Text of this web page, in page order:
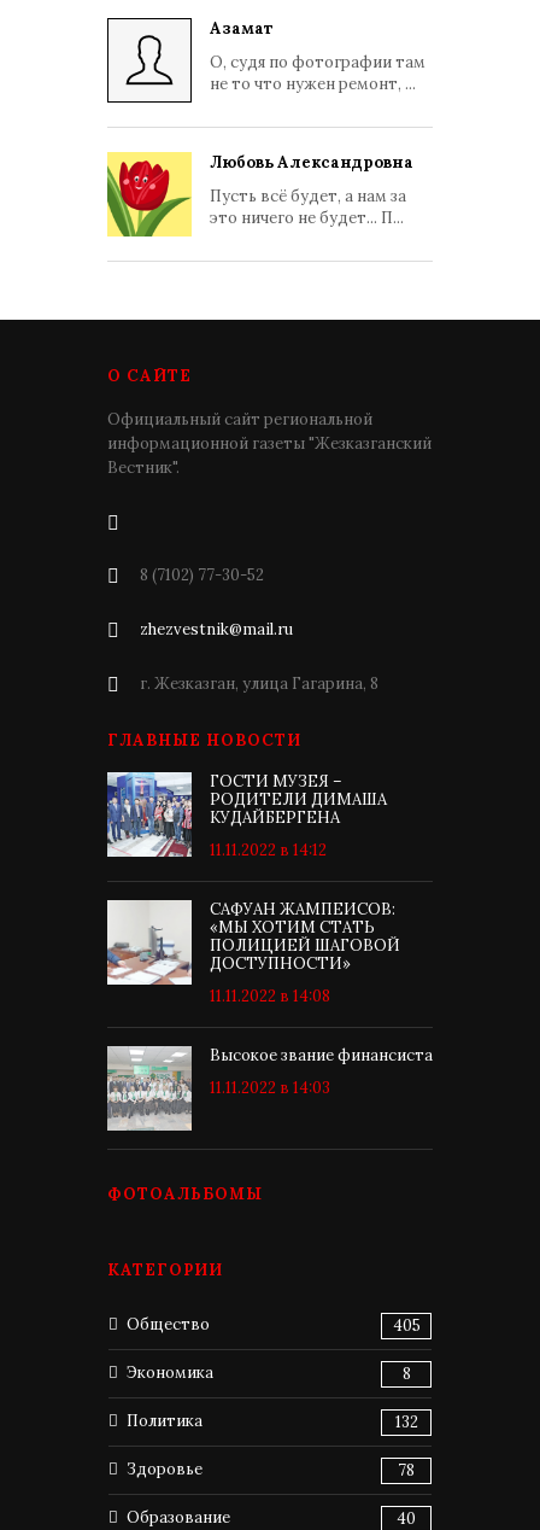
Азамат
О, судя по фотографии там
не то что нужен ремонт, ...
Любовь Александровна
Пусть всё будет, а нам за
это ничего не будет... П...
О САЙТЕ
Официальный сайт региональной
информационной газеты "Жезказганский
Вестник".
8 (7102) 77-30-52
zhezvestnik@mail.ru
г. Жезказган, улица Гагарина, 8
ГЛАВНЫЕ НОВОСТИ
ГОСТИ МУЗЕЯ –
РОДИТЕЛИ ДИМАША
КУДАЙБЕРГЕНА
11.11.2022 в 14:12
САФУАН ЖАМПЕИСОВ:
«МЫ ХОТИМ СТАТЬ
ПОЛИЦИЕЙ ШАГОВОЙ
ДОСТУПНОСТИ»
11.11.2022 в 14:08
Высокое звание финансиста
11.11.2022 в 14:03
ФОТОАЛЬБОМЫ
КАТЕГОРИИ
Общество 405
Экономика 8
Политика 132
Здоровье 78
Образование 40